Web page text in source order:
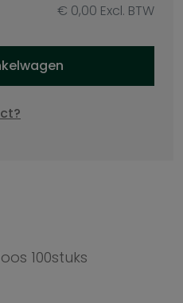
€ 0,00 Excl. BTW
100stuks